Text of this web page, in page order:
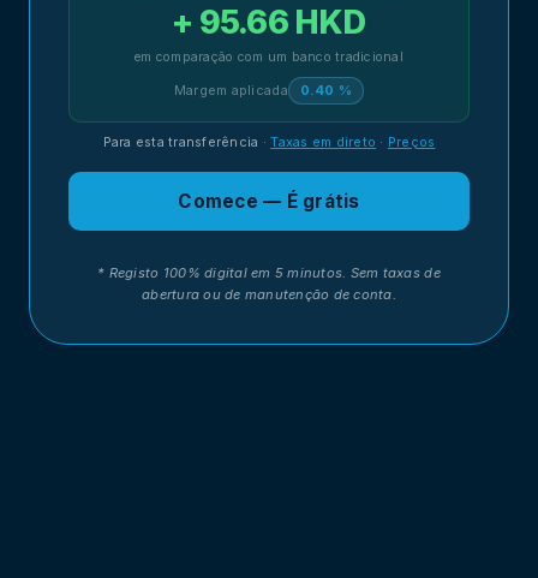
+ 95.66 HKD
em comparação com um banco tradicional
Margem aplicada 0.40 %
Para esta transferência ·Taxas em direto · Preços
Comece — É grátis
* Registo 100% digital em 5 minutos. Sem taxas de
abertura ou de manutenção de conta.